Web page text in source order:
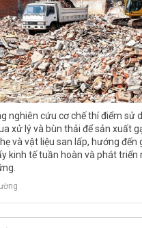
nghiên cứu cơ chế thí điểm sử
xử lý và bùn thải để sản xuất
và vật liệu san lấp, hướng
kinh tế tuần hoàn và phát triển